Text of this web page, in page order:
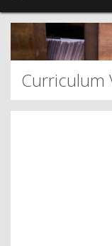
Curriculum